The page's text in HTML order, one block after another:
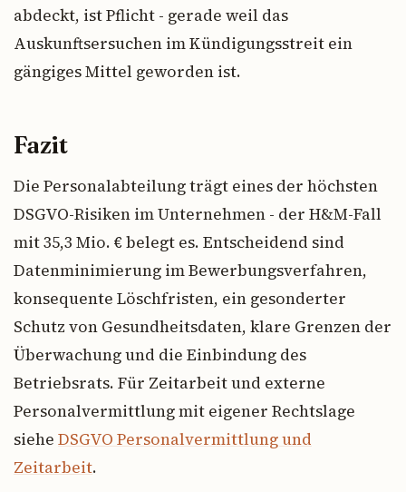
abdeckt, ist Pflicht - gerade weil das
Auskunftsersuchen im Kündigungsstreit ein
gängiges Mittel geworden ist.
Fazit
Die Personalabteilung trägt eines der höchsten
DSGVO-Risiken im Unternehmen - der H&M-Fall
mit 35,3 Mio. € belegt es. Entscheidend sind
Datenminimierung im Bewerbungsverfahren,
konsequente Löschfristen, ein gesonderter
Schutz von Gesundheitsdaten, klare Grenzen der
Überwachung und die Einbindung des
Betriebsrats. Für Zeitarbeit und externe
Personalvermittlung mit eigener Rechtslage
siehe DSGVO Personalvermittlung und
Zeitarbeit.